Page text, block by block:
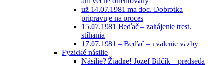
už 14.07.1981 ma doc. Dobrotka
pripravuje na proces
15.07.1981 Beďač – zahájenie trest.
stíhania
17.07.1981 – Beďač – uvalenie väzby
Fyzické násilie
Násilie? Žiadne! Jozef Bilčík – predseda